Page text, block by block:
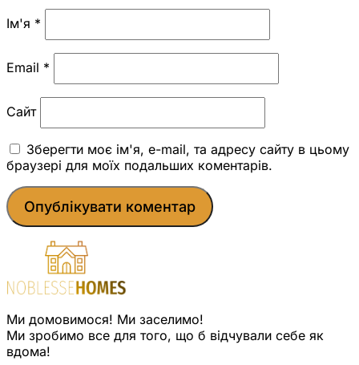
Ім'я *
Email *
Сайт
Зберегти моє ім'я, e-mail, та адресу сайту в цьому
браузері для моїх подальших коментарів.
Ми домовимося! Ми заселимо!
Ми зробимо все для того, що б відчували себе як
вдома!